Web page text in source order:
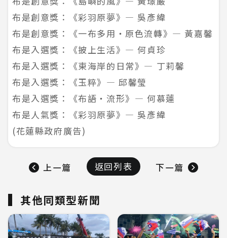
布是創意獎：《彩羽原夢》— 吳彥緯
布是創意獎：《一布多用・原色流轉》— 黃嘉馨
布是入選獎：《披上生活》— 何貞珍
布是入選獎：《東海岸的日常》— 丁莉馨
布是入選獎：《玉粹》— 邱馨瑩
布是入選獎：《布語・流形》— 何慕蓮
布是人氣獎：《彩羽原夢》— 吳彥緯
(花蓮縣政府廣告)
上一篇 返回列表 下一篇
其他同類型新聞